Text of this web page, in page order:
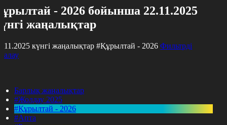
- 2026 бойынша 22.11.2025
жаңалықтар
күнгі жаңалықтар #Құрылтай - 2026 Фильтрді
Барлық жаңалықтар
#Жолдау 2025
#Құрылтай - 2026
#Апта